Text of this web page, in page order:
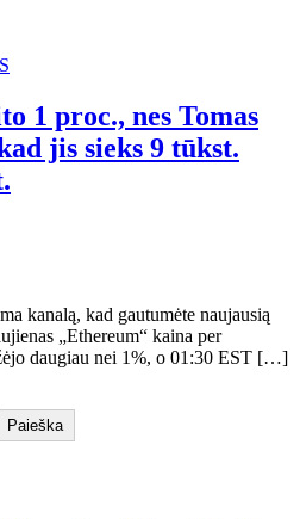
1 proc., nes Tomas
jis sieks 9 tūkst.
kanalą, kad gautumėte naujausią
„Ethereum“ kaina per
daugiau nei 1%, o 01:30 EST […]
Paieška